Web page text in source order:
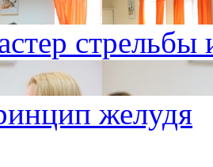
стрельбы
желудя